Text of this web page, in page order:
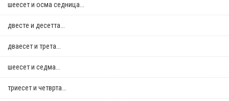
шеесет и осма седница...
двестe и десетта...
дваесет и трета...
шеесет и седма...
триесет и четврта...